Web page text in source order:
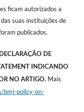
ficam autorizados a
suas instituições de
publicados.
DE
INDICANDO
NO ARTIGO.Mais
bmj-policy-on-